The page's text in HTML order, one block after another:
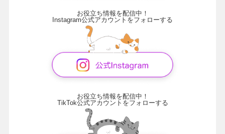
お役立ち情報を配信中！
Instagram公式アカウントをフォローする
お役立ち情報を配信中！
TikTok公式アカウントをフォローする